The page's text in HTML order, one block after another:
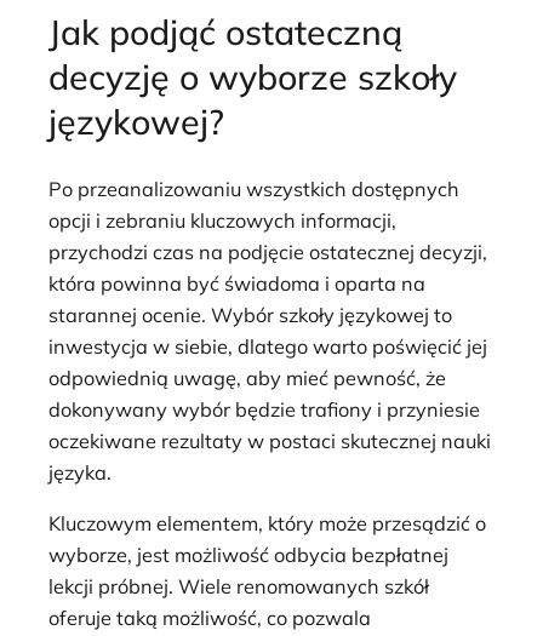
Jak podjąć ostateczną
decyzję o wyborze szkoły
językowej?
Po przeanalizowaniu wszystkich dostępnych
opcji i zebraniu kluczowych informacji,
przychodzi czas na podjęcie ostatecznej decyzji,
która powinna być świadoma i oparta na
starannej ocenie. Wybór szkoły językowej to
inwestycja w siebie, dlatego warto poświęcić jej
odpowiednią uwagę, aby mieć pewność, że
dokonywany wybór będzie trafiony i przyniesie
oczekiwane rezultaty w postaci skutecznej nauki
języka.
Kluczowym elementem, który może przesądzić o
wyborze, jest możliwość odbycia bezpłatnej
lekcji próbnej. Wiele renomowanych szkół
oferuje taką możliwość, co pozwala